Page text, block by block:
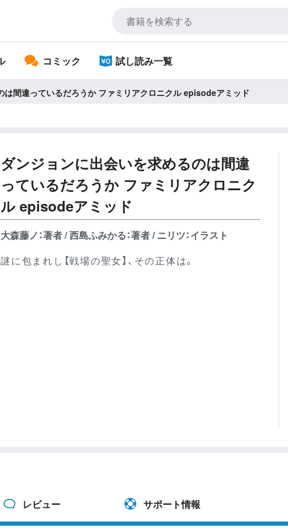
コミック 試し読み一覧
は間違っているだろうか ファミリアクロニクル episodeアミッド
ダンジョンに出会いを求めるのは間違
っているだろうか ファミリアクロニク
ル episodeアミッド
大森藤ノ：著者 / 西島ふみかる：著者 / ニリツ：イラスト
謎に包まれし【戦場の聖女】、その正体は。
レビュー サポート情報